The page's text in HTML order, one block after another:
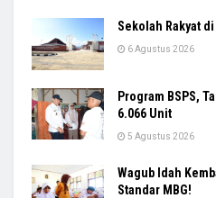
Sekolah Rakyat
6 Agustus 2026
Program BSPS,
6.066 Unit
5 Agustus 2026
Wagub Idah
Standar MBG!